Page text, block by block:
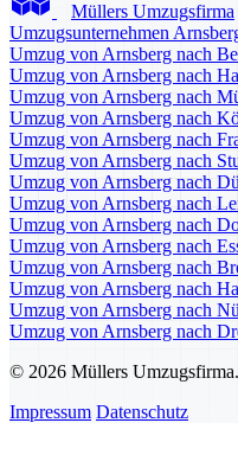
Müllers Umzugsfirma
Umzugsunternehmen
Umzug von Arnsberg nach
Umzug von Arnsberg nach
Umzug von Arnsberg nach
Umzug von Arnsberg nach
Umzug von Arnsberg nach
Umzug von Arnsberg nach
Umzug von Arnsberg nach
Umzug von Arnsberg nach
Umzug von Arnsberg nach
Umzug von Arnsberg nach
Umzug von Arnsberg nach
Umzug von Arnsberg nach
Umzug von Arnsberg nach
Umzug von Arnsberg nach
© 2026 Müllers
Impressum Datenschutz